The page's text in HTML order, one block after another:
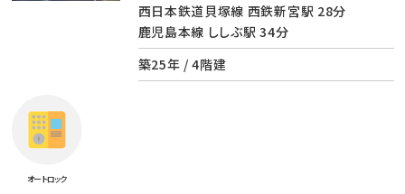
西日本鉄道貝塚線 西鉄新宮駅 28分
鹿児島本線 ししぶ駅 34分
築25年 / 4階建
オートロック